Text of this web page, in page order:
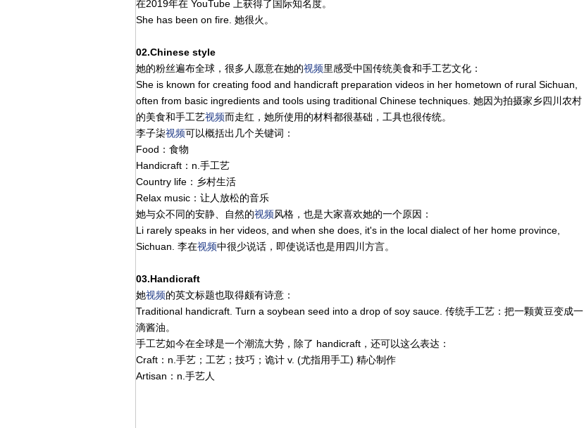
在2019年在 YouTube 上获得了国际知名度。
She has been on fire. 她很火。
02.Chinese style
她的粉丝遍布全球，很多人愿意在她的视频里感受中国传统美食和手工艺文化：
She is known for creating food and handicraft preparation videos in her hometown of rural Sichuan,
often from basic ingredients and tools using traditional Chinese techniques. 她因为拍摄家乡四川农村
的美食和手工艺视频而走红，她所使用的材料都很基础，工具也很传统。
李子柒视频可以概括出几个关键词：
Food：食物
Handicraft：n.手工艺
Country life：乡村生活
Relax music：让人放松的音乐
她与众不同的安静、自然的视频风格，也是大家喜欢她的一个原因：
Li rarely speaks in her videos, and when she does, it's in the local dialect of her home province,
Sichuan. 李在视频中很少说话，即使说话也是用四川方言。
03.Handicraft
她视频的英文标题也取得颇有诗意：
Traditional handicraft. Turn a soybean seed into a drop of soy sauce. 传统手工艺：把一颗黄豆变成一
滴酱油。
手工艺如今在全球是一个潮流大势，除了 handicraft，还可以这么表达：
Craft：n.手艺；工艺；技巧；诡计 v. (尤指用手工) 精心制作
Artisan：n.手艺人